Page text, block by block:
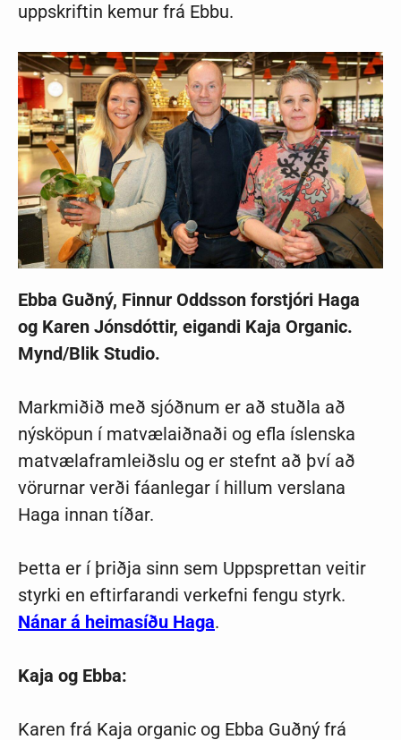
uppskriftin kemur frá Ebbu.
Ebba Guðný, Finnur Oddsson forstjóri Haga
og Karen Jónsdóttir, eigandi Kaja Organic.
Mynd/Blik Studio.
Markmiðið með sjóðnum er að stuðla að
nýsköpun í matvælaiðnaði og efla íslenska
matvælaframleiðslu og er stefnt að því að
vörurnar verði fáanlegar í hillum verslana
Haga innan tíðar.
Þetta er í þriðja sinn sem Uppsprettan veitir
styrki en eftirfarandi verkefni fengu styrk.
Nánar á heimasíðu Haga.
Kaja og Ebba:
Karen frá Kaja organic og Ebba Guðný frá